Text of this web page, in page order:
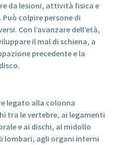
da lesioni, attività fisica e
colpire persone di
Con l’avanzare dell’età,
il mal di schiena, a
precedente e la
legato alla colonna
tra le vertebre, ai legamenti
e ai dischi, al midollo
lombari, agli organi interni